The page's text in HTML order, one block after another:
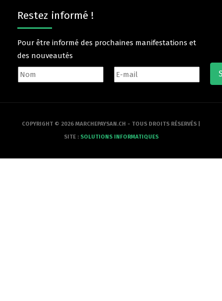
Restez informé !
Pour être informé des prochaines manifestations et
des nouveautés
COPYRIGHT © 2026 MARCHEPAYSAN.CH - TOUS DROITS RÉSERVÉS |
SITE : SOLUTIONS INFORMATIQUES